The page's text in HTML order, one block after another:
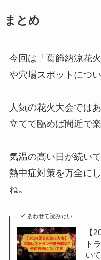
まとめ
今回は「葛飾納涼花
や穴場スポットにつ
人気の花火大会では
立てて臨めば間近で
気温の高い日が続い
熱中症対策を万全に
ね。
あわせて読みたい
【
ト
い